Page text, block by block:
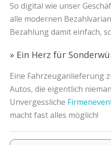
So digital wie unser
alle modernen
Bezahlung damit einfach,
» Ein Herz für
Eine Fahrzeuganlieferung
Autos, die eigentlich
Unvergessliche
macht fast alles möglich!